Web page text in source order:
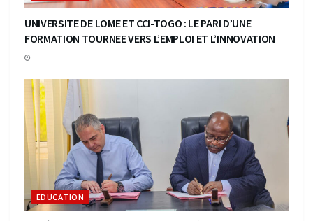
UNIVERSITE DE LOME ET CCI-TOGO : LE PARI D’UNE
FORMATION TOURNEE VERS L’EMPLOI ET L’INNOVATION
EDUCATION